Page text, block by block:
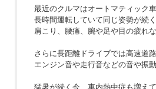
最近のクルマはオートマティック
長時間運転していて同じ姿勢が続
肩こり、腰痛、腕や足や目の疲れ
さらに長距離ドライブでは高速道
エンジン音や走行音などの音や振
猛暑が続く今、車内熱中症も増えて